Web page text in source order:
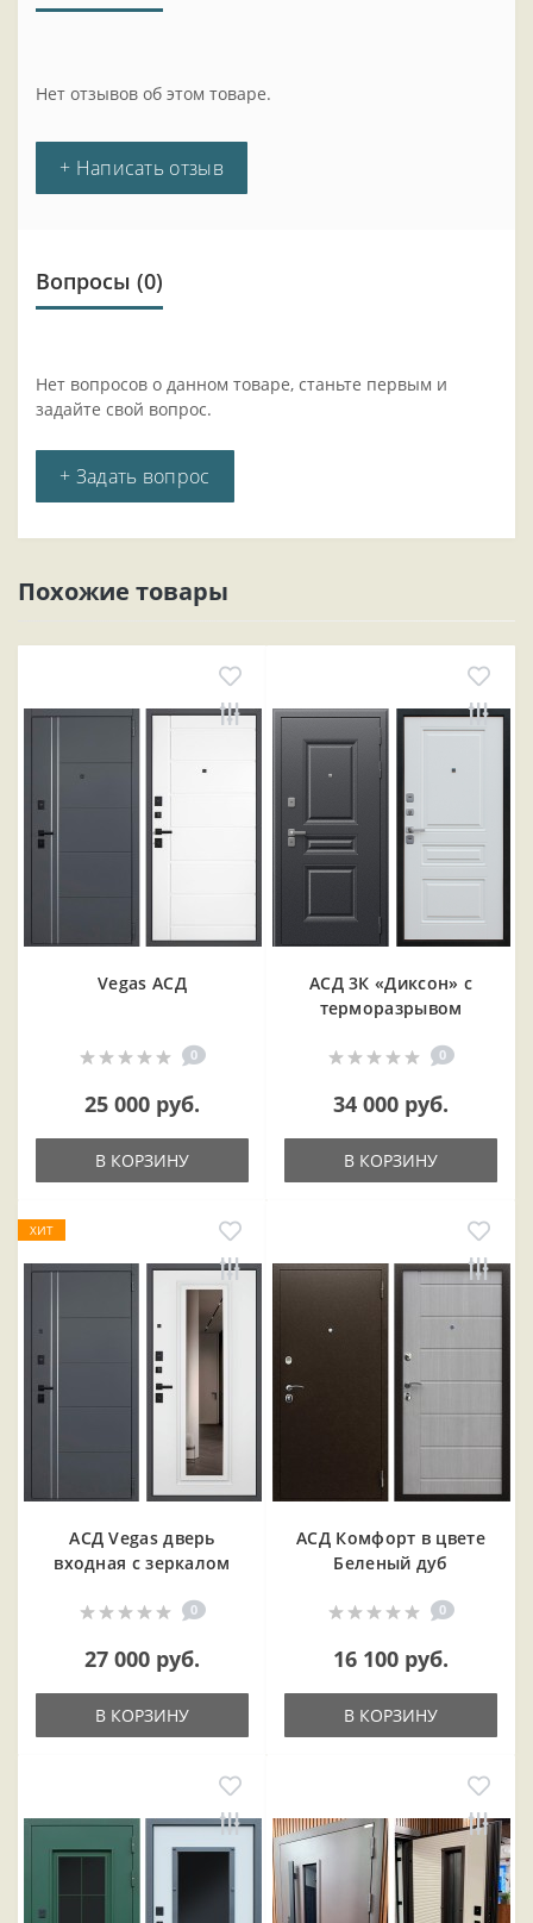
Нет отзывов об этом товаре.
+ Написать отзыв
Вопросы (0)
Нет вопросов о данном товаре, станьте первым и
задайте свой вопрос.
+ Задать вопрос
Похожие товары
Vegas АСД
0
25 000 руб.
В КОРЗИНУ
АСД 3К «Диксон» с
терморазрывом
0
34 000 руб.
В КОРЗИНУ
ХИТ
АСД Vegas дверь
входная с зеркалом
0
27 000 руб.
В КОРЗИНУ
АСД Комфорт в цвете
Беленый дуб
0
16 100 руб.
В КОРЗИНУ